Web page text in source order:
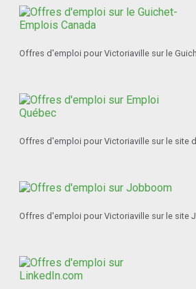
Offres d'emploi pour Victoriaville sur le
Offres d'emploi pour Victoriaville sur le site
Offres d'emploi pour Victoriaville sur le site